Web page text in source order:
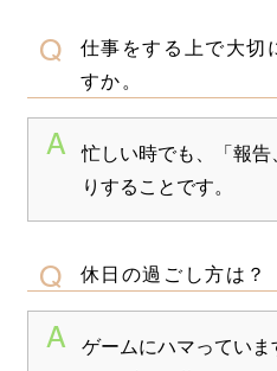
仕事をする上で大切
すか。
忙しい時でも、「報
りすることです。
休日の過ごし方は？
ゲームにハマってい